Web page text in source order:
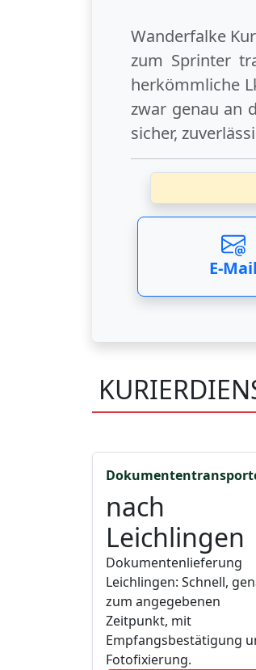
Wanderfalke
zum Sprinter
herkömmliche
zwar genau an
sicher,
E-Mail
nach
Leichlingen
Dokumentenlieferung
Leichlingen: Schnell,
zum angegebenen
Zeitpunkt, mit
Empfangsbestätigung
Fotofixierung.